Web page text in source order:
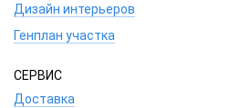
Дизайн интерьеров
Генплан участка
СЕРВИС
Доставка